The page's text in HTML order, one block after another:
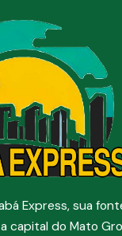
Express, sua
capital do Mato